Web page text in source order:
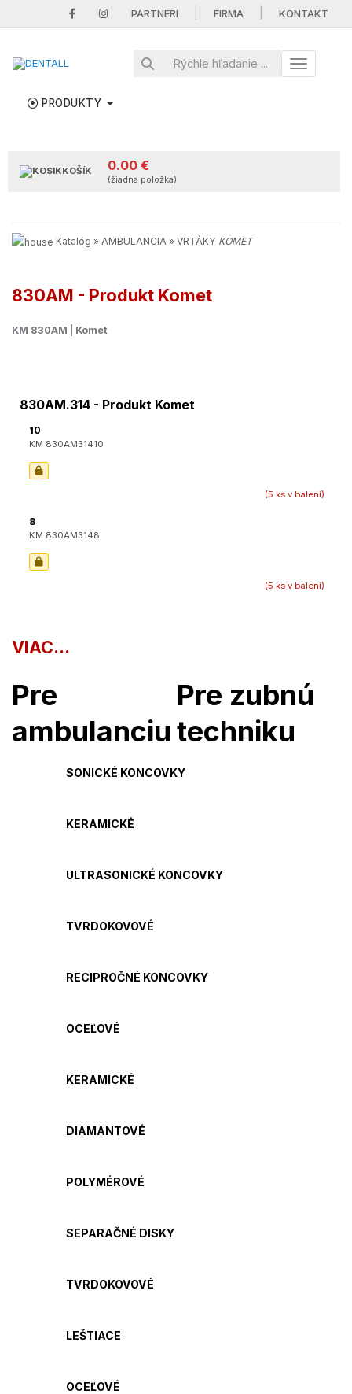
PARTNERI FIRMA KONTAKT
Toggle
PRODUKTY
KOŠÍK 0.00 €
(žiadna položka)
Katalóg » AMBULANCIA » VRTÁKY KOMET
830AM - Produkt Komet
KM 830AM | Komet
830AM.314 - Produkt Komet
10
KM 830AM31410
(5 ks v balení)
8
KM 830AM3148
(5 ks v balení)
VIAC...
Pre
ambulanciu
Pre zubnú
techniku
SONICKÉ KONCOVKY
KERAMICKÉ
ULTRASONICKÉ KONCOVKY
TVRDOKOVOVÉ
RECIPROČNÉ KONCOVKY
OCEĽOVÉ
KERAMICKÉ
DIAMANTOVÉ
POLYMÉROVÉ
SEPARAČNÉ DISKY
TVRDOKOVOVÉ
LEŠTIACE
OCEĽOVÉ